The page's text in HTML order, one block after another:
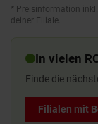
* Preisinformation
deiner Filiale.
In vielen
Finde die
Filialen mit